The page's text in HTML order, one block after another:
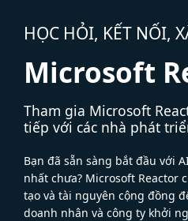
HỌC HỎI, KẾT NỐI,
Microsoft
Tham gia Microsoft
tiếp với các nhà phát
Bạn đã sẵn sàng bắt đầu với
nhất chưa? Microsoft Reactor
tạo và tài nguyên cộng đồng
doanh nhân và công ty khởi